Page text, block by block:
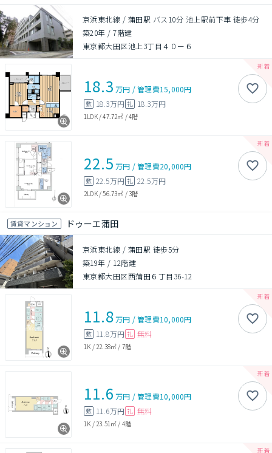
京浜東北線 / 蒲田駅 バス10分 池上駅前下車 徒歩4分
築20年 /7階建
東京都大田区池上3丁目４０ー６
18.3 万円 /管理費15,000円
敷 18.3万円 礼 18.3万円
1LDK/47.72㎡ /4階
22.5 万円 /管理費20,000円
敷 22.5万円 礼 22.5万円
2LDK/56.73㎡ /3階
賃貸マンション ドゥーエ蒲田
京浜東北線 / 蒲田駅 徒歩5分
築19年 / 12階建
東京都大田区西蒲田６丁目36-12
11.8万円 /管理費10,000円
敷 11.8万円 礼 無料
1K / 22.38㎡ / 7階
11.6 万円 /管理費10,000円
敷 11.6万円 礼 無料
1K / 23.51㎡ / 4階